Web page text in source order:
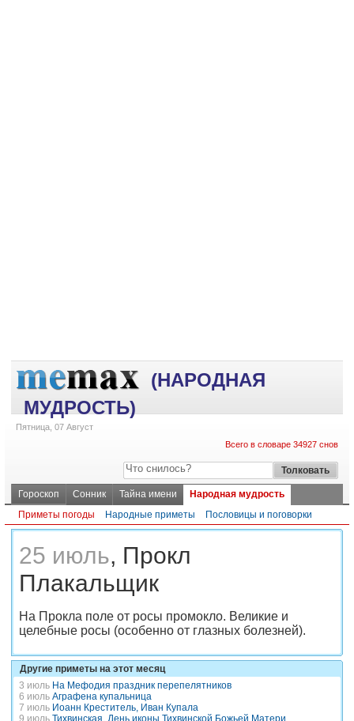
(НАРОДНАЯ
МУДРОСТЬ)
Пятница, 07 Август
Всего в словаре 34927 снов
Гороскоп Сонник Тайна имени
Народная мудрость
Приметы погоды
Народные приметы Пословицы и поговорки
25 июль, Прокл
Плакальщик
На Прокла поле от росы промокло. Великие и
целебные росы (особенно от глазных болезней).
Другие приметы на этот месяц
3 июль На Мефодия праздник перепелятников
6 июль Аграфена купальница
7 июль Иоанн Креститель, Иван Купала
9 июль Тихвинская, День иконы Тихвинской Божьей Матери